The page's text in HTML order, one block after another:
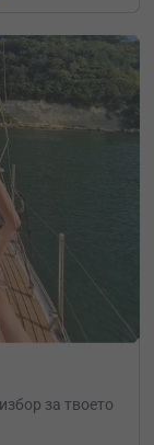
за твоето